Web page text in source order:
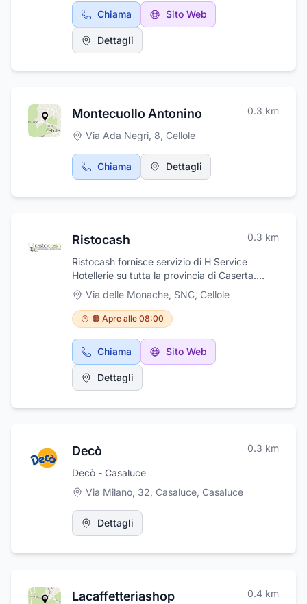
la sua delicatezza, e salumi artigianali di
produzione propria. Inoltre potrai trovare
carne di suino, agnello, pollo, tacchino e carni
equine e bovine. La macelleria offre una
tutte accuratamente selezionate per garantire
66.
Chiama Sito Web
Dettagli
Montecuollo Antonino 0.3 km
Via Ada Negri, 8, Cellole
Chiama Dettagli
Ristocash 0.3 km
Ristocash fornisce servizio di H Service
Hotellerie su tutta la provincia di Caserta.
Vende infatti forniture alimentari per bar,
ristoranti e comunità con distribuzione di
prodotti quali caffè, farina, bibite e birre
artigianali. Inoltre tratta attrezzature per la
ristorazione, stoviglie, pentolame, coltelleria e
bicchieri. Con disponibilità di forniture anche
per il catering, Ristocash è un punto di
riferimento per i ristoratori di tutta la
Via delle Monache, SNC, Cellole
🟠 Apre alle 08:00
Chiama Sito Web
Dettagli
Decò 0.3 km
Decò - Casaluce
Via Milano, 32, Casaluce, Casaluce
Dettagli
Lacaffetteriashop 0.4 km